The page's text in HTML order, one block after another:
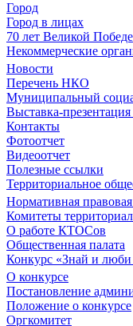
Город
Город в лицах
70 лет Великой Победе
Некоммерческие
Новости
Перечень НКО
Муниципальный
Выставка-
Контакты
Фотоотчет
Видеоотчет
Полезные ссылки
Территориальное
Нормативная правовая
Комитеты
О работе КТОСов
Общественная палата
Конкурс «Знай и
О конкурсе
Постановление
Положение о конкурсе
Оргкомитет